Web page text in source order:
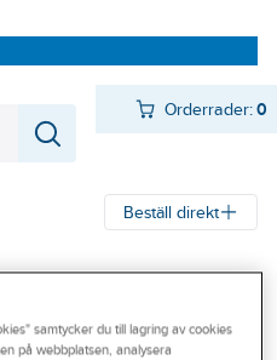
Orderrader:0
Beställ direkt
samtycker du till lagring av cookies
på webbplatsen, analysera